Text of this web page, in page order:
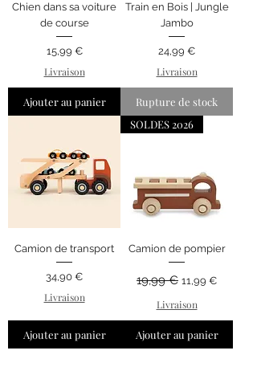
Chien dans sa voiture
de course
Prix
15,99 €
Livraison
Ajouter au panier
Train en Bois | Jungle
Jambo
Prix
24,99 €
Livraison
Rupture de stock
Camion de transport
Prix
34,90 €
Livraison
Ajouter au panier
SOLDES 2026
Camion de pompier
Prix original
19,99 € Prix
11,99 €
Livraison
Ajouter au panier